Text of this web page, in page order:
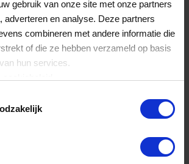
gebruik van onze site met onze partners
adverteren en analyse. Deze partners
combineren met andere informatie die
of die ze hebben verzameld op basis
hun services.